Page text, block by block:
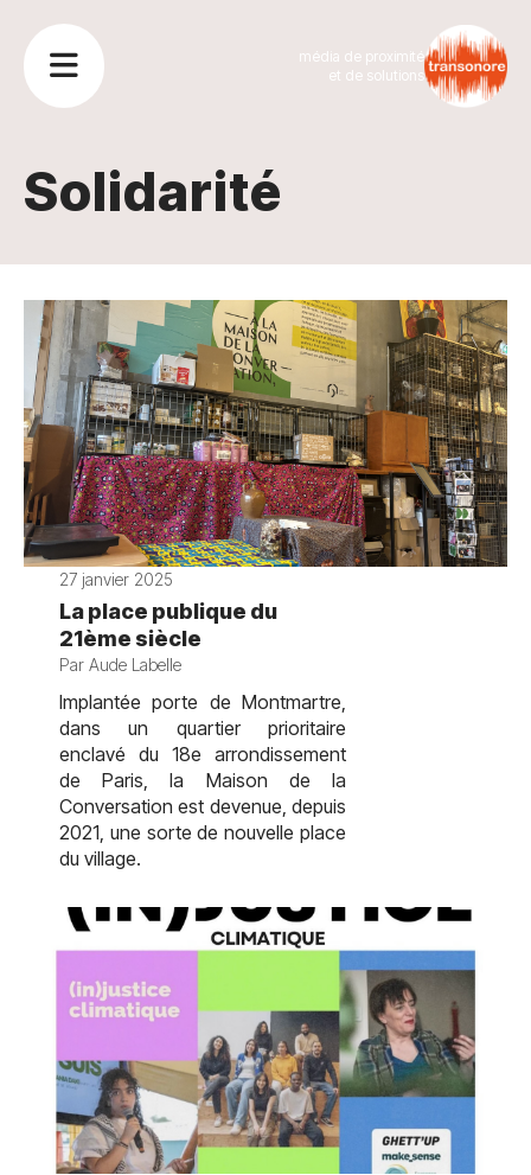
média de proximité
et de solutions
Solidarité
27 janvier 2025
La place publique du
21ème siècle
Par Aude Labelle
Implantée porte de Montmartre,
dans un quartier prioritaire
enclavé du 18e arrondissement
de Paris, la Maison de la
Conversation est devenue, depuis
2021, une sorte de nouvelle place
du village.